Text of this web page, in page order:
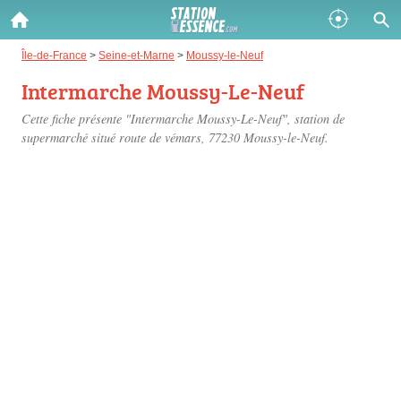
Île-de-France > Seine-et-Marne > Moussy-le-Neuf
Intermarche Moussy-Le-Neuf
Cette fiche présente "Intermarche Moussy-Le-Neuf", station de
supermarché situé route de vémars, 77230 Moussy-le-Neuf.
Gazole :
Disponible Épuisé
SP 98 :